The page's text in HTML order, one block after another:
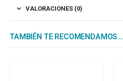
VALORACIONES (0)
TAMBIÉN TE RECOMENDAMOS…